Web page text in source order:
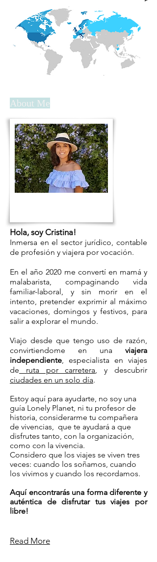
About Me
Hola, soy Cristina!
Inmersa en el sector jurídico, contable
de profesión y viajera por vocación.
En el año 2020 me convertí en mamá y
malabarista, compaginando vida
familiar-laboral, y sin morir en el
intento, pretender exprimir al máximo
vacaciones, domingos y festivos, para
salir a explorar el mundo.
Viajo desde que tengo uso de razón,
convirtiendome en una viajera
independiente, especialista en viajes
de ruta por carretera, y descubrir
ciudades en un solo día.
Estoy aquí para ayudarte, no soy una
guía Lonely Planet, ni tu profesor de
historia, considerarme tu compañera
de vivencias, que te ayudará a que
disfrutes tanto, con la organización,
como con la vivencia.
Considero que los viajes se viven tres
veces: cuando los soñamos, cuando
los vivimos y cuando los recordamos.
Aquí encontrarás una forma diferente y
auténtica de disfrutar tus viajes por
libre!
Read More